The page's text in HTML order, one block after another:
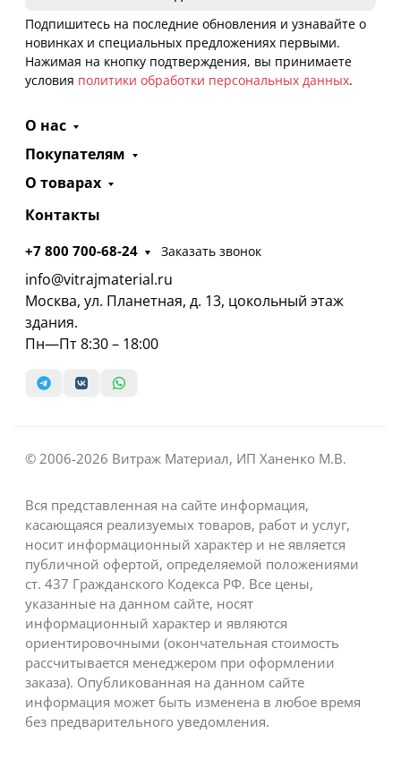
Подпишитесь на последние обновления и узнавайте о
новинках и специальных предложениях первыми.
Нажимая на кнопку подтверждения, вы принимаете
условия политики обработки персональных данных.
О нас
Покупателям
О товарах
Контакты
+7 800 700-68-24 Заказать звонок
info@vitrajmaterial.ru
Москва, ул. Планетная, д. 13, цокольный этаж
здания.
Пн—Пт 8:30 – 18:00
© 2006-2026 Витраж Материал, ИП Ханенко М.В.
Вся представленная на сайте информация,
касающаяся реализуемых товаров, работ и услуг,
носит информационный характер и не является
публичной офертой, определяемой положениями
ст. 437 Гражданского Кодекса РФ. Все цены,
указанные на данном сайте, носят
информационный характер и являются
ориентировочными (окончательная стоимость
рассчитывается менеджером при оформлении
заказа). Опубликованная на данном сайте
информация может быть изменена в любое время
без предварительного уведомления.